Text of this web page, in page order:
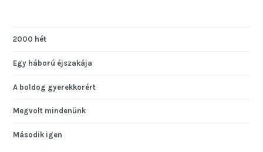
2000 hét
Egy háború éjszakája
A boldog gyerekkorért
Megvolt mindenünk
Második igen